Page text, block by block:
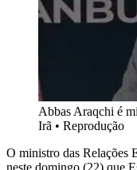
Abbas Araqchi é
Irã • Reprodução
O ministro das Relações